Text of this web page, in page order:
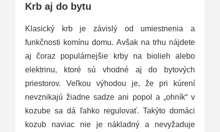
Krb aj do bytu
Klasický krb je závislý od umiestnenia a
funkčnosti komínu domu. Avšak na trhu nájdete
aj čoraz populárnejšie krby na biolieh alebo
elektrinu, ktoré sú vhodné aj do bytových
priestorov. Veľkou výhodou je, že pri kúrení
nevznikajú žiadne sadze ani popol a „ohník“ v
kozube sa dá ľahko regulovať. Takýto domáci
kozub naviac nie je nákladný a nevyžaduje